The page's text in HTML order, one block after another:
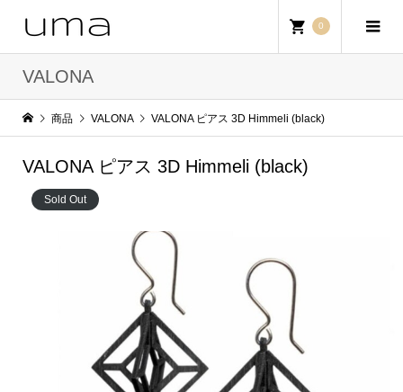
0
VALONA
商品 VALONA VALONA ピアス 3D Himmeli (black)
VALONA ピアス 3D Himmeli (black)
Sold Out